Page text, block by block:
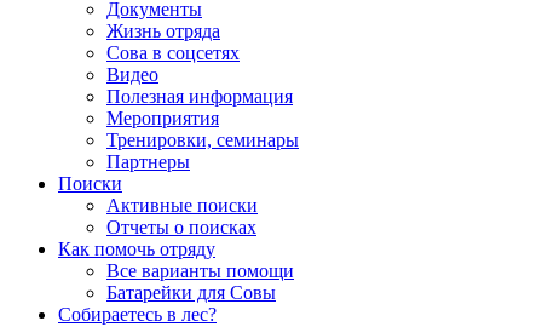
Документы
Жизнь отряда
Сова в соцсетях
Видео
Полезная информация
Мероприятия
Тренировки, семинары
Партнеры
Поиски
Активные поиски
Отчеты о поисках
Как помочь отряду
Все варианты помощи
Батарейки для Совы
Собираетесь в лес?